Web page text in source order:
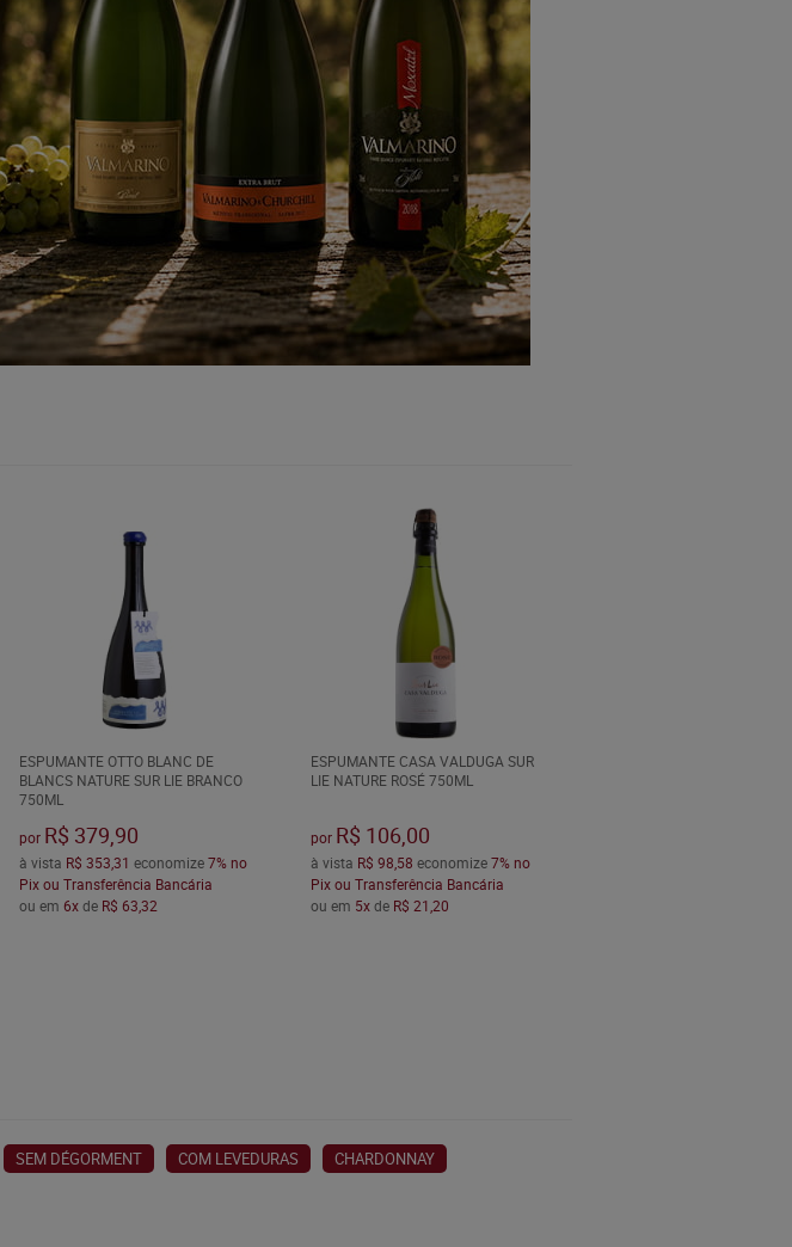
ESPUMANTE OTTO BLANC DE
BLANCS NATURE SUR LIE BRANCO
750ML
por R$ 379,90
à vista R$ 353,31 economize7% no
Pix ou Transferência Bancária
ou em 6xde R$ 63,32
ESPUMANTE CASA VALDUGA SUR
LIE NATURE ROSÉ 750ML
por R$ 106,00
à vista R$ 98,58 economize7% no
Pix ou Transferência Bancária
ou em 5xde R$ 21,20
SEM DÉGORMENT COM LEVEDURAS
CHARDONNAY